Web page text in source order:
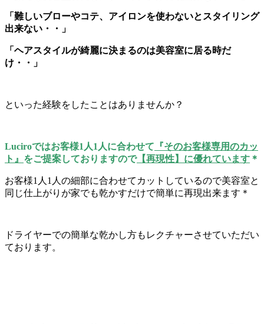
「難しいブローやコテ、アイロンを使わないとスタイリング
出来ない・・」
「ヘアスタイルが綺麗に決まるのは美容室に居る時だ
け・・」
といった経験をしたことはありませんか？
Luciroではお客様1人1人に合わせて 『そのお客様専用のカッ
ト』 をご提案しておりますので【再現性】に優れています ＊
お客様1人1人の細部に合わせてカットしているので美容室と
同じ仕上がりが家でも乾かすだけで簡単に再現出来ます＊
ドライヤーでの簡単な乾かし方もレクチャーさせていただい
ております。